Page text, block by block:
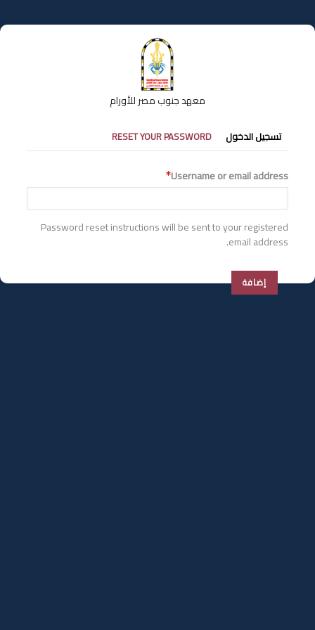
إلى
المحتوى
معهد جنوب مصر للأورام
التبويبات
الأساسية
تسجيل الدخول RESET YOUR PASSWORD
Username or email address
Password reset instructions will be sent to your registered
email address.